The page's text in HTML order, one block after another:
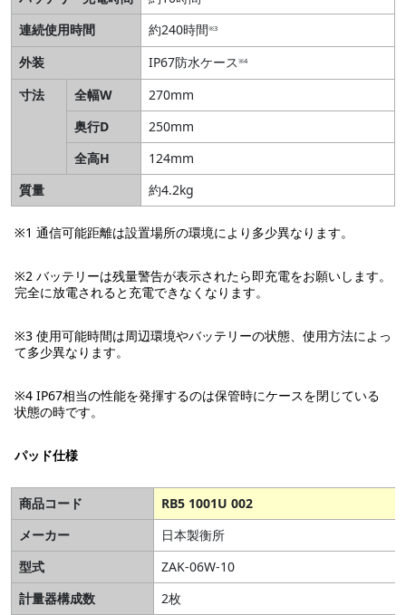
連続使用時間
約240時間※3
外装 IP67防水ケース ※4
寸法 全幅W
270mm
奥行D
250mm
全高H
124mm
質量
約4.2kg
※1 通信可能距離は設置場所の環境により多少異なります。
※2 バッテリーは残量警告が表示されたら即充電をお願いします。
完全に放電されると充電できなくなります。
※3 使用可能時間は周辺環境やバッテリーの状態、使用方法によっ
て多少異なります。
※4 IP67相当の性能を発揮するのは保管時にケースを閉じている
状態の時です。
パッド仕様
商品コード
RB5 1001U 002
メーカー
日本製衡所
型式
ZAK-06W-10
計量器構成数
2枚